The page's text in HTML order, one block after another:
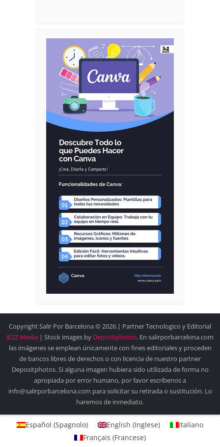
Copyright Salir Por Barcelona © 2026.| Partner Tecnologico y Editorial
JEZZ Media | Stock images by Depositphotos. En salirporbarcelona.com
las imágenes se emplean únicamente con fines editoriales y proceden
de bancos libres de derechos o con licencia de nuestro partner
Depositphotos. Si alguna imagen hubiera sido utilizada de forma no
apropiada por error humano, por favor escríbenos a
info@salirporbarcelona.com para solicitar su retirada o sustitución. Lo
haremos de inmediato.
Español (Spagnolo) English (Inglese)
Italiano
Français (Francese)